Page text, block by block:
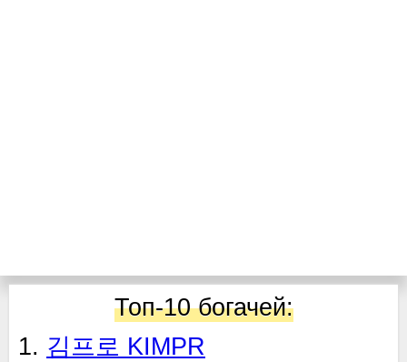
Топ-10 богачей:
1. 김프로 KIMPR